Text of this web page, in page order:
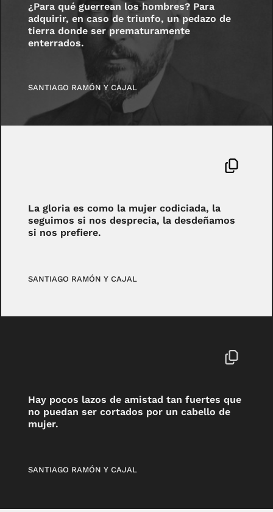
¿Para qué guerrean los hombres? Para
adquirir, en caso de triunfo, un pedazo de
tierra donde ser prematuramente
enterrados.
SANTIAGO RAMÓN Y CAJAL
La gloria es como la mujer codiciada, la
seguimos si nos desprecia, la desdeñamos
si nos prefiere.
SANTIAGO RAMÓN Y CAJAL
Hay pocos lazos de amistad tan fuertes que
no puedan ser cortados por un cabello de
mujer.
SANTIAGO RAMÓN Y CAJAL